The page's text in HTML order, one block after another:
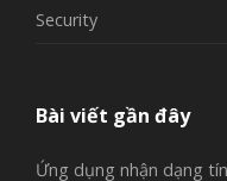
Security
Bài viết gần đây
Ứng dụng nhận dạng